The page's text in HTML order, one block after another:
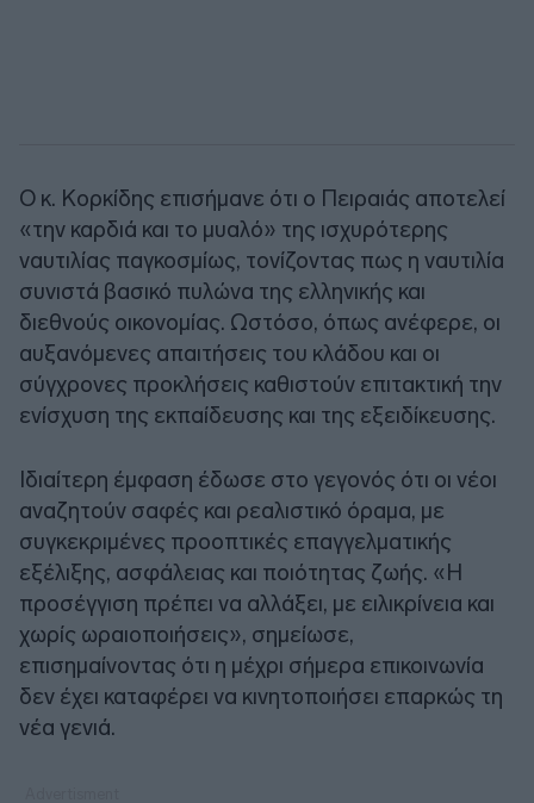
Ο κ. Κορκίδης επισήμανε ότι ο Πειραιάς αποτελεί
«την καρδιά και το μυαλό» της ισχυρότερης
ναυτιλίας παγκοσμίως, τονίζοντας πως η ναυτιλία
συνιστά βασικό πυλώνα της ελληνικής και
διεθνούς οικονομίας. Ωστόσο, όπως ανέφερε, οι
αυξανόμενες απαιτήσεις του κλάδου και οι
σύγχρονες προκλήσεις καθιστούν επιτακτική την
ενίσχυση της εκπαίδευσης και της εξειδίκευσης.
Ιδιαίτερη έμφαση έδωσε στο γεγονός ότι οι νέοι
αναζητούν σαφές και ρεαλιστικό όραμα, με
συγκεκριμένες προοπτικές επαγγελματικής
εξέλιξης, ασφάλειας και ποιότητας ζωής. «Η
προσέγγιση πρέπει να αλλάξει, με ειλικρίνεια και
χωρίς ωραιοποιήσεις», σημείωσε,
επισημαίνοντας ότι η μέχρι σήμερα επικοινωνία
δεν έχει καταφέρει να κινητοποιήσει επαρκώς τη
νέα γενιά.